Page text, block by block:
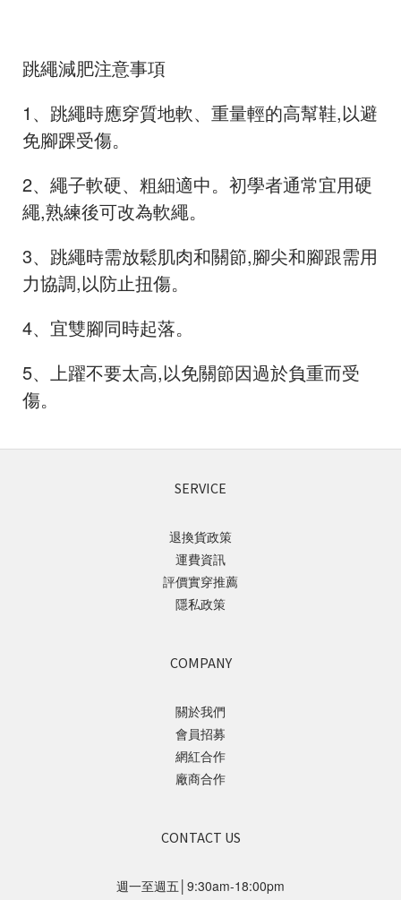
跳繩減肥注意事項
1 、跳繩時應穿質地軟、重量輕的高幫鞋,以避
免腳踝受傷。
2、繩子軟硬、粗細適中。初學者通常宜用硬
繩,熟練後可改為軟繩。
3、跳繩時需放鬆肌肉和關節,腳尖和腳跟需用
力協調,以防止扭傷。
4、宜雙腳同時起落。
5、上躍不要太高,以免關節因過於負重而受
傷。
SERVICE
退換貨政策
運費資訊
評價實穿推薦
隱私政策
COMPANY
關於我們
會員招募
網紅合作
廠商合作
CONTACT US
週一至週五│9:30am-18:00pm